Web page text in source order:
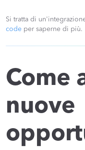
Si tratta di
code per saperne di più.
Come
nuove